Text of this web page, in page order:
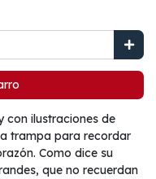
con ilustraciones de
trampa para recordar
Como dice su
que no recuerdan